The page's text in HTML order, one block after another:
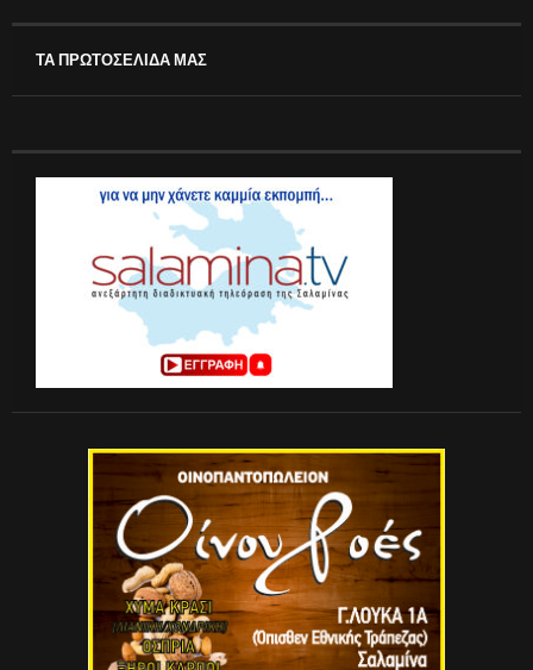
ΤΑ ΠΡΩΤΟΣΕΛΙΔΑ ΜΑΣ